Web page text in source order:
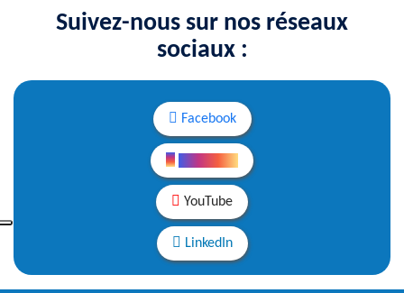
Suivez-nous sur nos réseaux
sociaux :
Facebook
YouTube
LinkedIn